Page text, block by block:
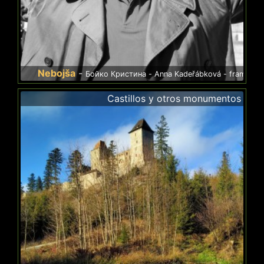
-Бойко Кристина - Anna Kadeřábková - frame your life -
Castillos y otros monumentos